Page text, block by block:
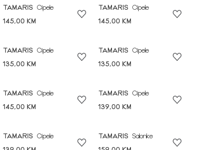
TAMARIS
Cipele
145,00 KM
TAMARIS
Cipele
145,00 KM
TAMARIS
Cipele
135,00 KM
TAMARIS
Cipele
135,00 KM
TAMARIS
Cipele
145,00 KM
TAMARIS
Cipele
139,00 KM
TAMARIS
Cipele
TAMARIS
Salonke